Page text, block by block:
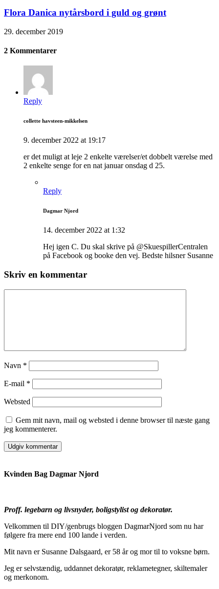
Flora Danica nytårsbord i guld og grønt
29. december 2019
2 Kommentarer
Reply
collette havsteen-mikkelsen
9. december 2022 at 19:17
er det muligt at leje 2 enkelte værelser/et dobbelt værelse med
2 enkelte senge for en nat januar onsdag d 25.
Reply
Dagmar Njord
14. december 2022 at 1:32
Hej igen C. Du skal skrive på @SkuespillerCentralen
på Facebook og booke den vej. Bedste hilsner Susanne
Skriv en kommentar
Navn *
E-mail *
Websted
Gem mit navn, mail og websted i denne browser til næste gang
jeg kommenterer.
Kvinden Bag Dagmar Njord
Proff. legebarn og livsnyder, boligstylist og dekoratør.
Velkommen til DIY/genbrugs bloggen DagmarNjord som nu har
følgere fra mere end 100 lande i verden.
Mit navn er Susanne Dalsgaard, er 58 år og mor til to voksne børn.
Jeg er selvstændig, uddannet dekoratør, reklametegner, skiltemaler
og merkonom.